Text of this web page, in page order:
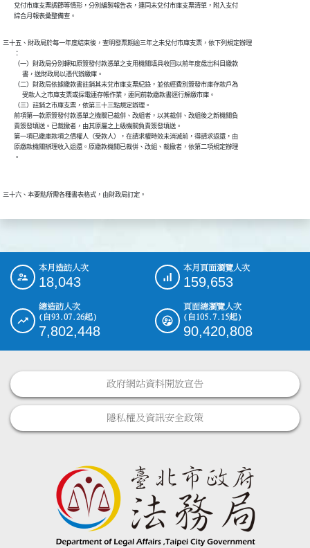
        兌付市庫支票調節等情形，分別編製報告表，連同未兌付市庫支票清單，附入支付
三十五、財政局於每一年度結束後，查明發票期逾三年之未兌付市庫支票，依下列規定辦理
        ：
        （一）財政局分別轉知原簽發付款憑單之支用機關填具收回以前年度歲出科目繳款
              書，送財政局以憑代辦繳庫。
        （二）財政局依據繳款書註銷其未兌市庫支票紀錄，並依經費別簽發市庫存款戶為
              受款人之市庫支票或採電連存帳作業，連同前款繳款書逕行解繳市庫。
        （三）註銷之市庫支票，依第三十三點規定辦理。
        前項第一款原簽發付款憑單之機關已裁併、改組者，以其裁併、改組後之新機關負
        責簽發填送。已裁撤者，由其原屬之上級機關負責簽發填送。
        第一項已繳庫款項之債權人（受款人），在請求權時效未消滅前，得請求返還，由
        原繳款機關辦理收入退還。原繳款機關已裁併、改組、裁撤者，依第二項規定辦理
::: 本月造訪人次
18,043
本月頁面瀏覽人次
159,653
總造訪人次
(自93.07.26起)
7,802,448
頁面總瀏覽人次
(自105.7.15起)
90,420,808
政府網站資料開放宣告
隱私權及資訊安全政策